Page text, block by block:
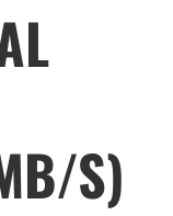
S)